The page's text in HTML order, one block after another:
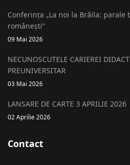
Conferința „La noi la Brăila: parale
românești”
09 Mai 2026
NECUNOSCUTELE CARIEREI
PREUNIVERSITAR
03 Mai 2026
LANSARE DE CARTE 3 APRILIE 2026
02 Aprilie 2026
Contact